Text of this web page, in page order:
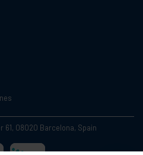
61, 08020 Barcelona, Spain